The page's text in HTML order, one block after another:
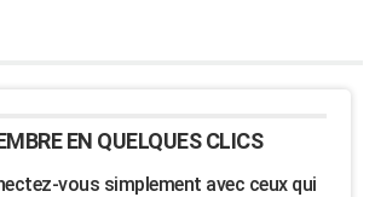
EN QUELQUES CLICS
vous simplement avec ceux qui